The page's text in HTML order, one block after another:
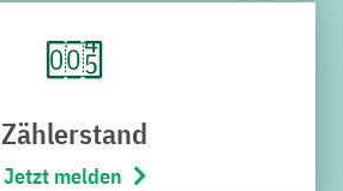
Zählerstand
Jetzt melden